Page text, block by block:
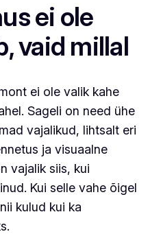
ei ole
vaid millal
ei ole valik kahe
Sageli on need ühe
vajalikud, lihtsalt eri
ja visuaalne
vajalik siis, kui
Kui selle vahe õigel
kulud kui ka